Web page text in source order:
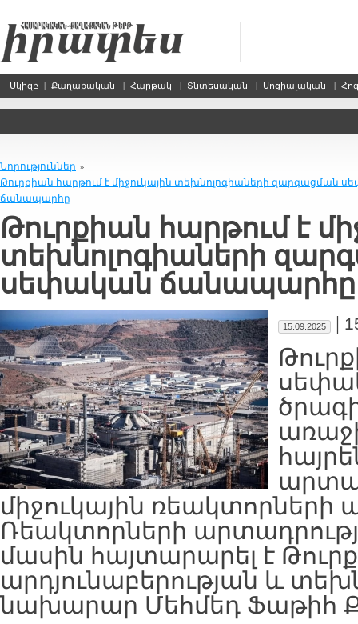
Սկիզբ | Քաղաքական | Հարթակ | Տնտեսական | Սոցիալական |
Նորություններ »
Թուրքիան հարթում է միջուկային տեխնոլոգիաների զարգացման
ճանապարհը
Թուրքիան հարթում է
տեխնոլոգիաների
սեփական ճանապարհը
15.09.2025 |
միջուկային ռեակտորների
Ռեակտորների
մասին հայտարարել է
արդյունաբերության և
նախարար Մեհմեդ Ֆաթիհ